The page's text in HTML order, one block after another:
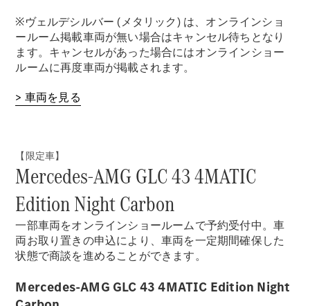
※ヴェルデシルバー (メタリック) は、オンラインショ
ールーム掲載車両が無い場合はキャンセル待ちとなり
ます。キャンセルがあった場合にはオンラインショー
ルームに再度車両が掲載されます。
> 車両を見る
【限定車】
Mercedes-AMG GLC 43 4MATIC
Edition Night Carbon
一部車両をオンラインショールームで予約受付中。車
両お取り置きの申込により、車両を一定期間確保した
状態で商談を進めることができます。
Mercedes-AMG GLC 43 4MATIC Edition Night